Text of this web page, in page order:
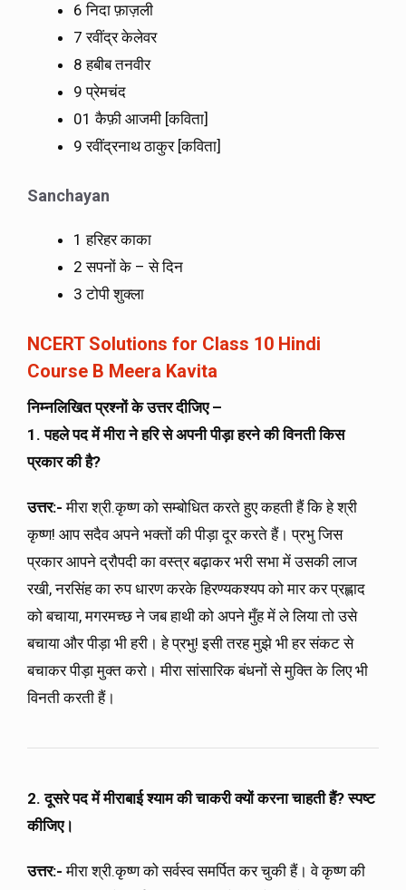
6 निदा फ़ाज़ली
7 रवींद्र केलेवर
8 हबीब तनवीर
9 प्रेमचंद
01 कैफ़ी आजमी [कविता]
9 रवींद्रनाथ ठाकुर [कविता]
Sanchayan
1 हरिहर काका
2 सपनों के – से दिन
3 टोपी शुक्ला
NCERT Solutions for Class 10 Hindi
Course B Meera Kavita
निम्नलिखित प्रश्नों के उत्तर दीजिए –
1. पहले पद में मीरा ने हरि से अपनी पीड़ा हरने की विनती किस
प्रकार की है?
उत्तर:-मीरा श्री.कृष्ण को सम्बोधित करते हुए कहती हैं कि हे श्री
कृष्ण! आप सदैव अपने भक्तों की पीड़ा दूर करते हैं। प्रभु जिस
प्रकार आपने द्रौपदी का वस्त्र बढ़ाकर भरी सभा में उसकी लाज
रखी, नरसिंह का रुप धारण करके हिरण्यकश्यप को मार कर प्रह्लाद
को बचाया, मगरमच्छ ने जब हाथी को अपने मुँह में ले लिया तो उसे
बचाया और पीड़ा भी हरी। हे प्रभु! इसी तरह मुझे भी हर संकट से
बचाकर पीड़ा मुक्त करो। मीरा सांसारिक बंधनों से मुक्ति के लिए भी
विनती करती हैं।
2. दूसरे पद में मीराबाई श्याम की चाकरी क्यों करना चाहती हैं? स्पष्ट
कीजिए।
उत्तर:-मीरा श्री.कृष्ण को सर्वस्व समर्पित कर चुकी हैं। वे कृष्ण की